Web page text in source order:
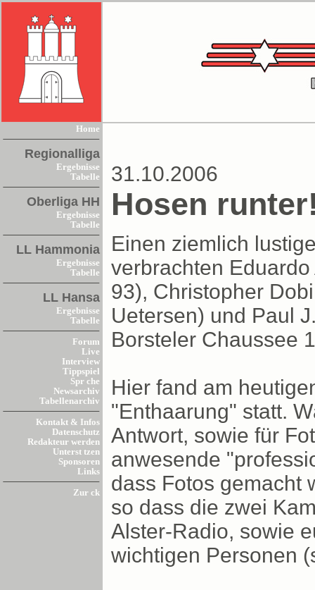
Home
Regionalliga
Ergebnisse
Tabelle
Oberliga HH
Ergebnisse
Tabelle
LL Hammonia
Ergebnisse
Tabelle
LL Hansa
Ergebnisse
Tabelle
Forum
Live
Interview
Tippspiel
Spr che
Newsarchiv
Tabellenarchiv
Kontakt & Infos
Datenschutz
Redakteur werden
Unterst tzen
Sponsoren
Links
Zur ck
31.10.2006
Hosen
Einen ziemlich
verbrachten
93), Christopher
Uetersen) und Paul
Borsteler Chaussee
Hier fand am
"Enthaarung" statt.
Antwort, sowie für
anwesende
dass Fotos gemacht
so dass die zwei
Alster-Radio, sowie
wichtigen Personen